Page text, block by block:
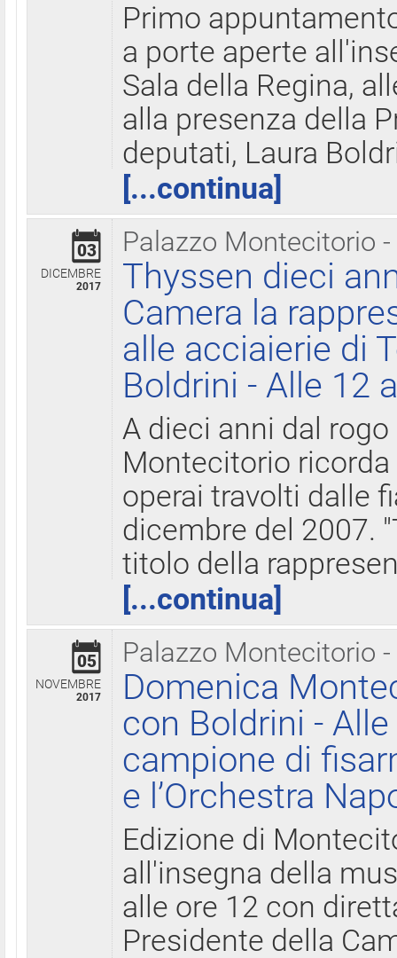
Primo
a porte aperte
Sala della Regina,
alla presenza della
deputati, Laura
[...continua]
Palazzo Montecitorio
03
DICEMBRE
2017
Thyssen dieci
Camera la
alle acciaierie di
Boldrini - Alle 12
A dieci anni dal
Montecitorio
operai travolti dalle
dicembre del 2007.
titolo della
[...continua]
Palazzo Montecitorio
05
NOVEMBRE
2017
Domenica
con Boldrini -
campione di
e l’Orchestra
Edizione di
all'insegna della
alle ore 12 con
Presidente della